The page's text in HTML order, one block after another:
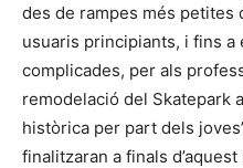
des de rampes més petites
usuaris principiants, i fins a
complicades, per als
remodelació del Skatepark
històrica per part dels
finalitzaran a finals